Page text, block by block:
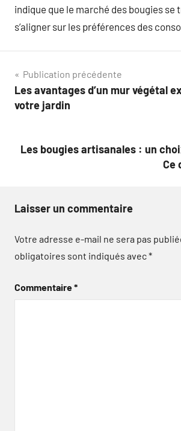
indique que le marché des bougies se
s’aligner sur les préférences des
Navigation
de
Publication précédente
Les avantages d’un mur végétal
votre jardin
Les bougies artisanales : un
Ce
Laisser un commentaire
Votre adresse e-mail ne sera pas
obligatoires sont indiqués avec*
Commentaire*